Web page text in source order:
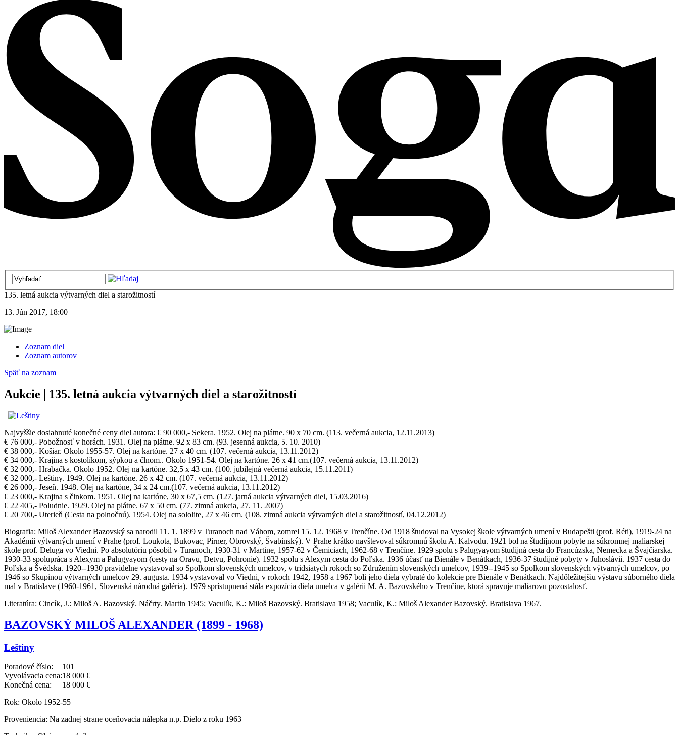
135. letná aukcia výtvarných diel a starožitností
13. Jún 2017, 18:00
Zoznam diel
Zoznam autorov
Späť na zoznam
Aukcie | 135. letná aukcia výtvarných diel a starožitností
Najvyššie dosiahnuté konečné ceny diel autora: € 90 000,- Sekera. 1952. Olej na plátne. 90 x 70 cm. (113. večerná aukcia, 12.11.2013)
€ 76 000,- Pobožnosť v horách. 1931. Olej na plátne. 92 x 83 cm. (93. jesenná aukcia, 5. 10. 2010)
€ 38 000,- Košiar. Okolo 1955-57. Olej na kartóne. 27 x 40 cm. (107. večerná aukcia, 13.11.2012)
€ 34 000,- Krajina s kostolíkom, sýpkou a člnom.. Okolo 1951-54. Olej na kartóne. 26 x 41 cm.(107. večerná aukcia, 13.11.2012)
€ 32 000,- Hrabačka. Okolo 1952. Olej na kartóne. 32,5 x 43 cm. (100. jubilejná večerná aukcia, 15.11.2011)
€ 32 000,- Leštiny. 1949. Olej na kartóne. 26 x 42 cm. (107. večerná aukcia, 13.11.2012)
€ 26 000,- Jeseň. 1948. Olej na kartóne, 34 x 24 cm.(107. večerná aukcia, 13.11.2012)
€ 23 000,- Krajina s člnkom. 1951. Olej na kartóne, 30 x 67,5 cm. (127. jarná aukcia výtvarných diel, 15.03.2016)
€ 22 405,- Poludnie. 1929. Olej na plátne. 67 x 50 cm. (77. zimná aukcia, 27. 11. 2007)
€ 20 700,- Uterieň (Cesta na polnočnú). 1954. Olej na sololite, 27 x 46 cm. (108. zimná aukcia výtvarných diel a starožitností, 04.12.2012)
Biografia: Miloš Alexander Bazovský sa narodil 11. 1. 1899 v Turanoch nad Váhom, zomrel 15. 12. 1968 v Trenčíne. Od 1918 študoval na Vysokej škole výtvarných umení v Budapešti (prof. Réti), 1919-24 na
Akadémii výtvarných umení v Prahe (prof. Loukota, Bukovac, Pirner, Obrovský, Švabinský). V Prahe krátko navštevoval súkromnú školu A. Kalvodu. 1921 bol na študijnom pobyte na súkromnej maliarskej
škole prof. Deluga vo Viedni. Po absolutóriu pôsobil v Turanoch, 1930-31 v Martine, 1957-62 v Čemiciach, 1962-68 v Trenčíne. 1929 spolu s Palugyayom študijná cesta do Francúzska, Nemecka a Švajčiarska.
1930-33 spolupráca s Alexym a Palugyayom (cesty na Oravu, Detvu, Pohronie). 1932 spolu s Alexym cesta do Poľska. 1936 účasť na Bienále v Benátkach, 1936-37 študijné pobyty v Juhoslávii. 1937 cesta do
Poľska a Švédska. 1920--1930 pravidelne vystavoval so Spolkom slovenských umelcov, v tridsiatych rokoch so Združením slovenských umelcov, 1939--1945 so Spolkom slovenských výtvarných umelcov, po
1946 so Skupinou výtvarných umelcov 29. augusta. 1934 vystavoval vo Viedni, v rokoch 1942, 1958 a 1967 boli jeho diela vybraté do kolekcie pre Bienále v Benátkach. Najdôležitejšiu výstavu súborného diela
mal v Bratislave (1960-1961, Slovenská národná galéria). 1979 sprístupnená stála expozícia diela umelca v galérii M. A. Bazovského v Trenčíne, ktorá spravuje maliarovu pozostalosť.
Literatúra: Cincík, J.: Miloš A. Bazovský. Náčrty. Martin 1945; Vaculík, K.: Miloš Bazovský. Bratislava 1958; Vaculík, K.: Miloš Alexander Bazovský. Bratislava 1967.
BAZOVSKÝ MILOŠ ALEXANDER (1899 - 1968)
Leštiny
Poradové číslo:
101
Vyvolávacia cena:18 000 €
Konečná cena:
18 000 €
Rok: Okolo 1952-55
Proveniencia: Na zadnej strane oceňovacia nálepka n.p. Dielo z roku 1963